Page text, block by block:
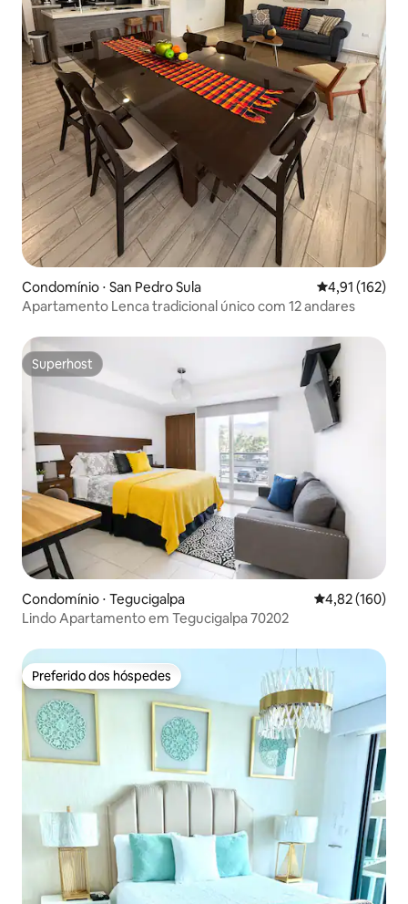
Condomínio ⋅ San Pedro Sula 4,91 de uma
4,91 (162)
Apartamento Lenca tradicional único com 12 andares
Superhost
Superhost
Condomínio ⋅ Tegucigalpa 4,82 de uma
4,82 (160)
Lindo Apartamento em Tegucigalpa 70202
Preferido dos hóspedes
Preferido dos hóspedes